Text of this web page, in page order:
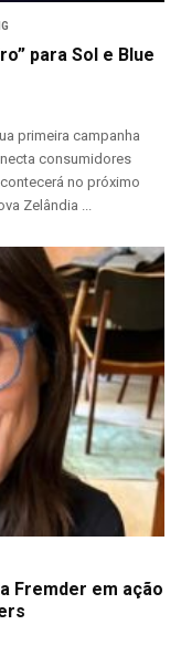
para Sol e Blue
primeira campanha
consumidores
no próximo
Zelândia ...
Fremder em ação